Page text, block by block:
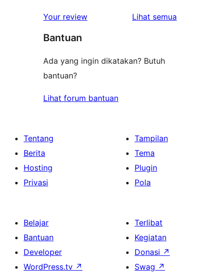
1-
Your review Lihat semua
Bantuan
Ada yang ingin dikatakan? Butuh
bantuan?
Lihat forum bantuan
Tentang
Berita
Hosting
Privasi
Tampilan
Tema
Plugin
Pola
Belajar
Bantuan
Developer
WordPress.tv ↗
Terlibat
Kegiatan
Donasi ↗
Swag ↗